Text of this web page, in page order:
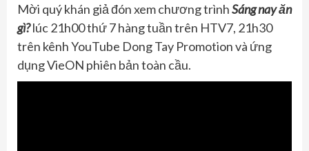
Mời quý khán giả đón xem chương trìnhSáng nay ăn
gì?lúc 21h00 thứ 7 hàng tuần trên HTV7, 21h30
trên kênh YouTube Dong Tay Promotion và ứng
dụng VieON phiên bản toàn cầu.